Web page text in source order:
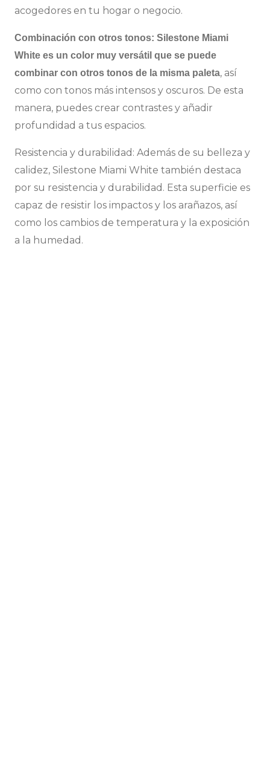
acogedores en tu hogar o negocio.
Combinación con otros tonos: Silestone Miami
White es un color muy versátil que se puede
combinar con otros tonos de la misma paleta, así
como con tonos más intensos y oscuros. De esta
manera, puedes crear contrastes y añadir
profundidad a tus espacios.
Resistencia y durabilidad: Además de su belleza y
calidez, Silestone Miami White también destaca
por su resistencia y durabilidad. Esta superficie es
capaz de resistir los impactos y los arañazos, así
como los cambios de temperatura y la exposición
a la humedad.